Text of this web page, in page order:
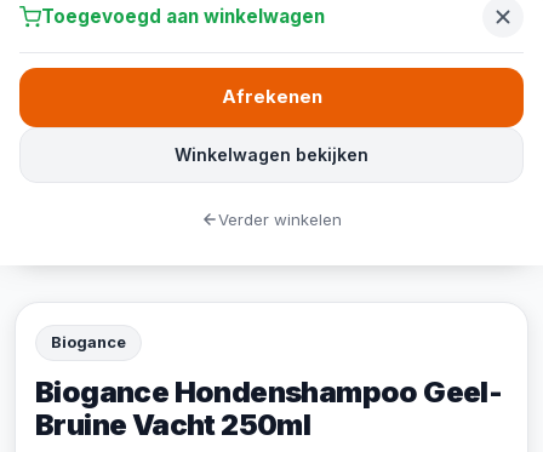
Biogance
Biogance Hondenshampoo Geel-
Bruine Vacht 250ml
Toegevoegd aan winkelwagen
Winkelwagen bekijken
Afrekenen
Verder winkelen